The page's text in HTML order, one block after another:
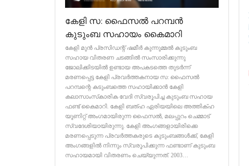
കേളി സ: ഫൈസൽ പറമ്പൻ
കുടുംബ സഹായം കൈമാറി
കേളി മുൻ പ്രസിഡന്റ് ഷമീർ കുന്നുമ്മൽ കുടുംബ
സഹായ വിതരണ ചടങ്ങിൽ സംസാരിക്കുന്നു
ജോലിക്കിടയിൽ ഉണ്ടായ അപകടത്തെ തുടർന്ന്
മരണപ്പെട്ട കേളി പ്രവർത്തകനായ സ: ഫൈസൽ
പറമ്പന്റെ കടുംബത്തെ സഹായിക്കാൻ കേളി
കലാസാംസ്‌കാരിക വേദി സ്വരൂപിച്ച കുടുംബ സഹായ
ഫണ്ട് കൈമാറി. കേളി ബത്ഹ ഏരിയയിലെ അത്തിക്ഹ
യൂണിറ്റ് അംഗമായിരുന്ന ഫൈസൽ, മലപ്പുറം ചെമ്മാട്
സ്വദേശിയായിരുന്നു. കേളി അംഗങ്ങളായിരിക്കെ
മരണപ്പെടുന്ന പ്രവർത്തകരുടെ കുടുംബങ്ങൾക്ക്, കേളി
അംഗങ്ങളിൽ നിന്നും സ്വരൂപിക്കുന്ന ഫണ്ടാണ് കുടുംബ
സഹായമായി വിതരണം ചെയ്യുന്നത്. 2003…